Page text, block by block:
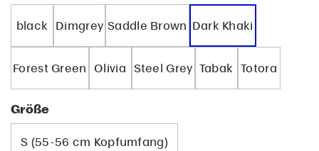
black Dimgrey Saddle Brown Dark Khaki
Forest Green Olivia Steel Grey Tabak Totora
Größeauswählen
S (55-56 cm Kopfumfang)